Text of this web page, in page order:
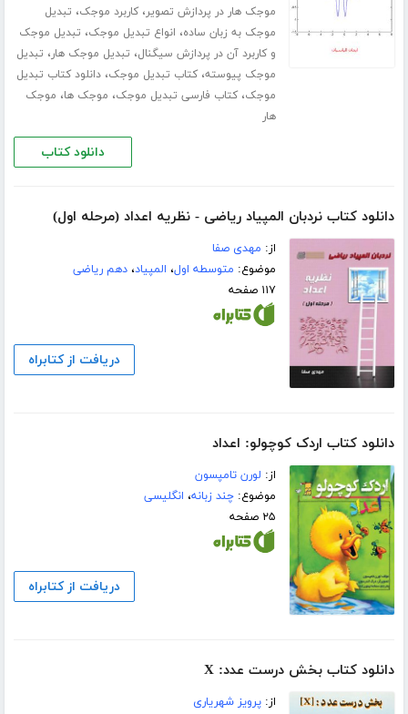
موجک هار در پردازش تصویر،کاربرد موجک، تبدیل
موجک به زبان ساده، انواع تبدیل موجک، تبدیل موجک
و کاربرد آن در پردازش سیگنال، تبدیل موجک هار، تبدیل
موجک پیوسته،کتاب تبدیل موجک،دانلود کتاب تبدیل
موجک،کتاب فارسی تبدیل موجک، موجک ها، موجک
هار
دانلود کتاب
دانلود کتاب نردبان المپیاد ریاضی - نظریه اعداد (مرحله اول)
از: مهدی صفا
موضوع: متوسطه اول، المپیاد،دهم ریاضی
۱۱۷ صفحه
دریافت از کتابراه
دانلود کتاب اردک کوچولو: اعداد
از: لورن تامپسون
موضوع:چند زبانه، انگلیسی
۲۵ صفحه
دریافت از کتابراه
دانلود کتاب بخش درست عدد: X
از:پرویز شهریاری